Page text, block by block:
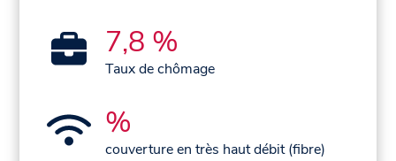
7,8 %
Taux de chômage
%
couverture en très haut débit (fibre)